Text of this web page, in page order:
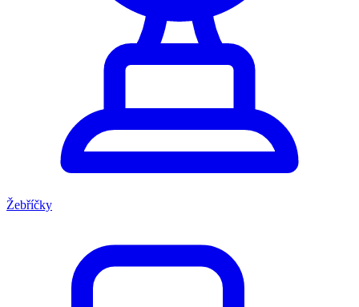
Žebříčky